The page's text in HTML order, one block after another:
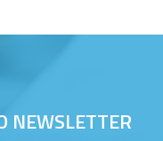
NEWSLETTER